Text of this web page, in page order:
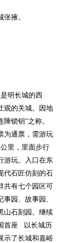
掖。
明长城的西
观的关城。因地
锁钥”之称。
为通票，需游玩
里，里面步行
游玩。入口在东
代石匠仿刻的石
共有七个园区可
园、故事园、
山石刻园。继续
首座   以长城历
示了长城和嘉峪